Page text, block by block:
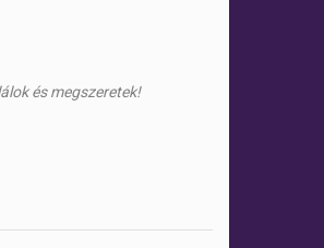
és megszeretek!